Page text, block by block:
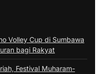
Volley Cup di Sumbawa
bagi Rakyat
Festival Muharam-